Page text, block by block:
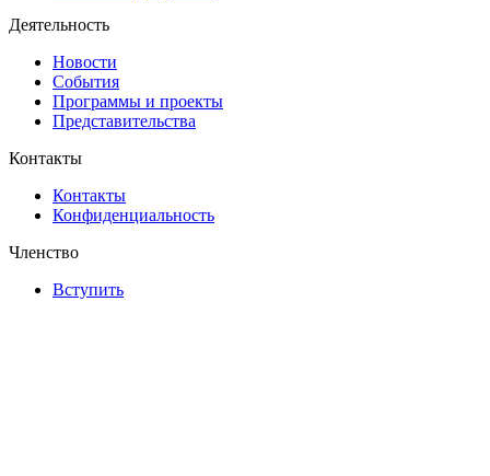
Деятельность
Новости
События
Программы и проекты
Представительства
Контакты
Контакты
Конфиденциальность
Членство
Вступить